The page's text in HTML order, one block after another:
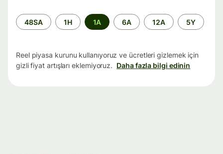
Zaman
aralığı
48SA 1H 1A 6A 12A 5Y
Reel piyasa kurunu kullanıyoruz ve ücretleri gizlemek için
gizli fiyat artışları eklemiyoruz. Daha fazla bilgi edinin